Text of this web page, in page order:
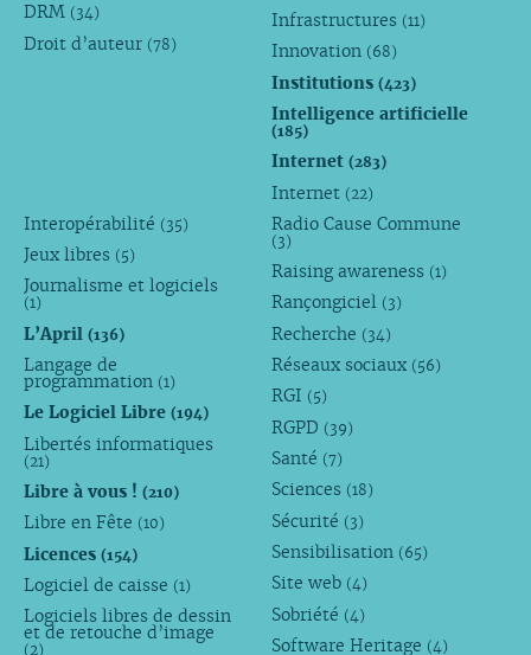
DRM (34)
Droit d’auteur (78)
Infrastructures (11)
Innovation (68)
Institutions(423)
Intelligence artificielle
(185)
Internet(283)
Internet (22)
Interopérabilité (35)
Jeux libres (5)
Journalisme et logiciels
(1)
L’April (136)
Langage de
programmation (1)
Le Logiciel Libre (194)
Libertés informatiques
(21)
Libre à vous ! (210)
Libre en Fête (10)
Licences (154)
Logiciel de caisse (1)
Logiciels libres de dessin
et de retouche d’image
(2)
Radio Cause Commune
(3)
Raising awareness (1)
Rançongiciel (3)
Recherche (34)
Réseaux sociaux (56)
RGI (5)
RGPD (39)
Santé (7)
Sciences (18)
Sécurité (3)
Sensibilisation (65)
Site web (4)
Sobriété (4)
Software Heritage (4)